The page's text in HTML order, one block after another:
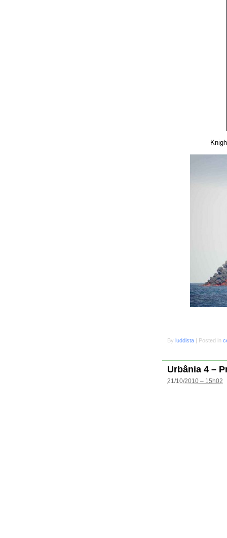
By luddista | Posted in
Urbânia 4 –
21/10/2010 – 15h02